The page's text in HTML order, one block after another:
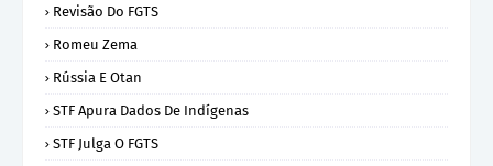
Revisão Do FGTS
Romeu Zema
Rússia E Otan
STF Apura Dados De Indígenas
STF Julga O FGTS